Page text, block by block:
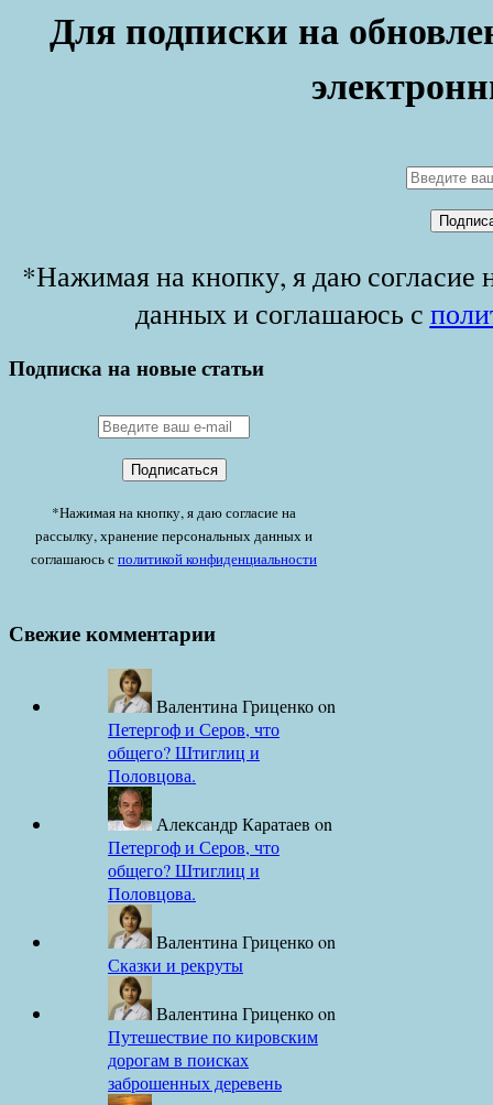
Для подписки на
*Нажимая на кнопку, я даю согласие
данных и соглашаюсь с
Подписка на новые статьи
*Нажимая на кнопку, я даю согласие на
рассылку, хранение персональных данных и
соглашаюсь сполитикой конфиденциальности
Свежие комментарии
Валентина Гриценкоon
Петергоф и Серов, что
общего? Штиглиц и
Половцова.
Александр Каратаев on
Петергоф и Серов, что
общего? Штиглиц и
Половцова.
Валентина Гриценкоon
Сказки и рекруты
Валентина Гриценкоon
Путешествие по кировским
дорогам в поисках
заброшенных деревень